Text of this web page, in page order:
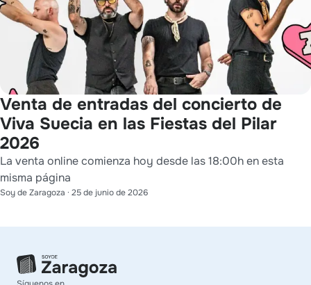
Venta de entradas del concierto de
Viva Suecia en las Fiestas del Pilar
2026
La venta online comienza hoy desde las 18:00h en esta
misma página
Soy de Zaragoza · 25 de junio de 2026